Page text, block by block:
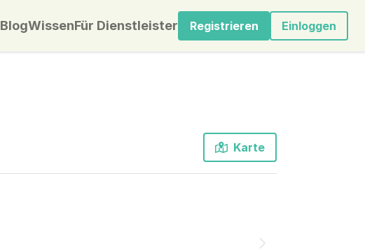
BlogWissenFür Dienstleister Registrieren Einloggen
Karte